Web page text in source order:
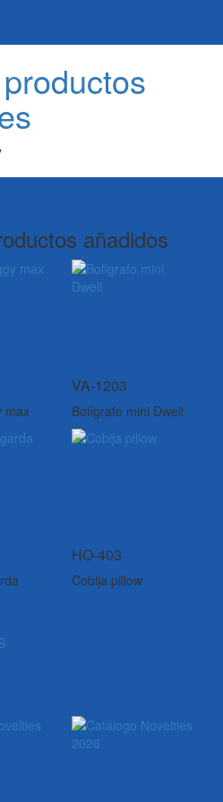
añadidos
max
VA-1203
Bolígrafo mini Dwell
HO-403
Cobija pillow